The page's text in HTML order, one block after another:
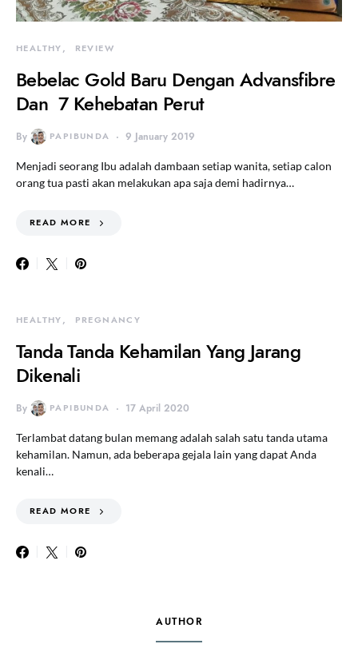
HEALTHY REVIEW
Bebelac Gold Baru Dengan Advansfibre
Dan 7 Kehebatan Perut
By PAPIBUNDA 9 January 2019
Menjadi seorang Ibu adalah dambaan setiap wanita, setiap calon
orang tua pasti akan melakukan apa saja demi hadirnya…
READ MORE
HEALTHY PREGNANCY
Tanda Tanda Kehamilan Yang Jarang
Dikenali
By PAPIBUNDA 17 April 2020
Terlambat datang bulan memang adalah salah satu tanda utama
kehamilan. Namun, ada beberapa gejala lain yang dapat Anda
kenali…
READ MORE
AUTHOR